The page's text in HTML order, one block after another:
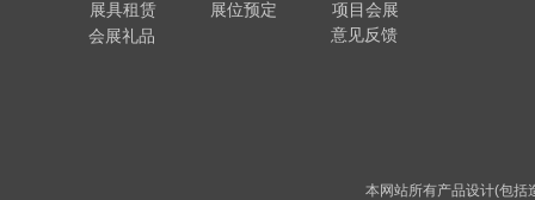
项目会展
展位预定
会展礼品
展具租赁
意见反馈
本网站所有产品设计(包括